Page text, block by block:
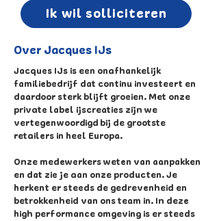
Ik wil solliciteren
Over Jacques IJs
Jacques IJs is een onafhankelijk
familiebedrijf dat continu investeert en
daardoor sterk blijft groeien. Met onze
private label ijscreaties zijn we
vertegenwoordigd bij de grootste
retailers in heel Europa.
Onze medewerkers weten van aanpakken
en dat zie je aan onze producten. Je
herkent er steeds de gedrevenheid en
betrokkenheid van ons team in. In deze
high performance omgeving is er steeds